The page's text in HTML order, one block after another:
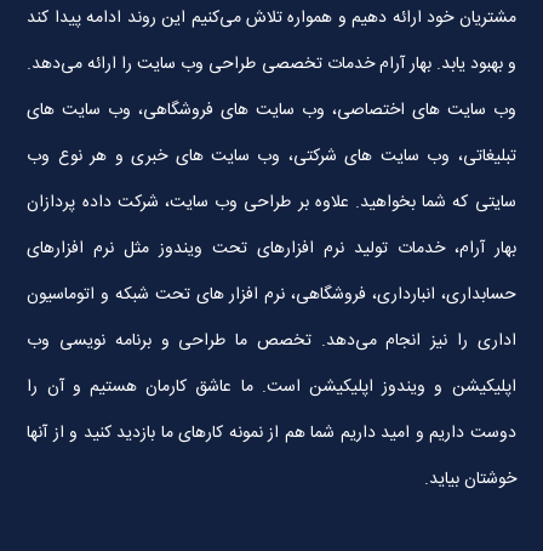
مشتریان خود ارائه دهیم و همواره تلاش می‌کنیم این روند ادامه پیدا کند
و بهبود یابد. بهار آرام خدمات تخصصی طراحی وب سایت را ارائه می‌دهد.
وب سایت های اختصاصی، وب سایت های فروشگاهی، وب سایت های
تبلیغاتی، وب سایت های شرکتی، وب سایت های خبری و هر نوع وب
سایتی که شما بخواهید. علاوه بر طراحی وب سایت، شرکت داده پردازان
بهار آرام، خدمات تولید نرم افزارهای تحت ویندوز مثل نرم افزارهای
حسابداری، انبارداری، فروشگاهی، نرم افزار های تحت شبکه و اتوماسیون
اداری را نیز انجام می‌دهد. تخصص ما طراحی و برنامه نویسی وب
اپلیکیشن و ویندوز اپلیکیشن است. ما عاشق کارمان هستیم و آن را
دوست داریم و امید داریم شما هم از نمونه کارهای ما بازدید کنید و از آنها
خوشتان بیاید.